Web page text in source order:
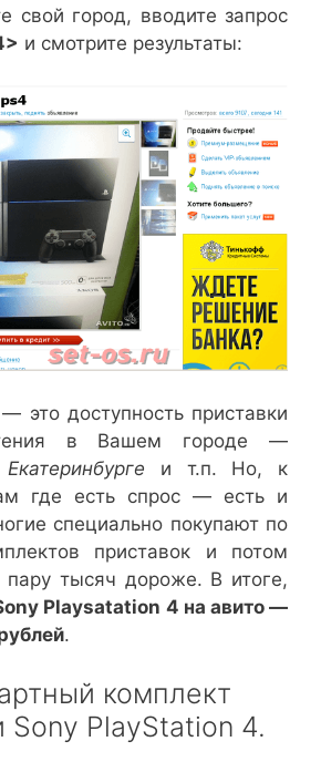
свой город, вводите запрос
и смотрите результаты:
это доступность приставки
в Вашем городе —
Екатеринбурге и т.п. Но, к
где есть спрос — есть и
специально покупают по
приставок и потом
тысяч дороже. В итоге,
Playsatation 4 на авито —
.
комплект
Sony PlayStation 4.